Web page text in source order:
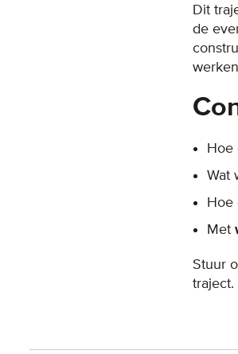
Dit
de
Hoe
Wat
Hoe
Met
Stuur
traject.